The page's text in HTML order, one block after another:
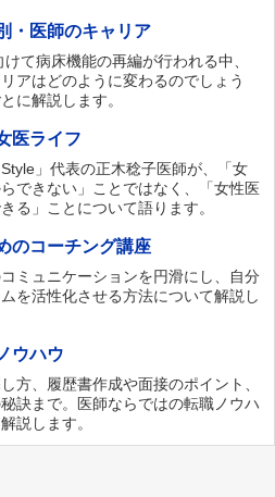
・医師のキャリア
て病床機能の再編が行われる中、
アはどのように変わるのでしょう
に解説します。
医ライフ
Style」代表の正木稔子医師が、「女
できない」ことではなく、「女性医
る」ことについて語ります。
のコーチング講座
ミュニケーションを円滑にし、自分
を活性化させる方法について解説し
ウハウ
方、履歴書作成や面接のポイント、
訣まで。医師ならではの転職ノウハ
説します。